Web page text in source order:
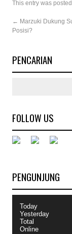
This entry was
← Marzuki Dukung
Posisi?
PENCARIAN
FOLLOW US
PENGUNJUNG
Today
Yesterday
Total
Online